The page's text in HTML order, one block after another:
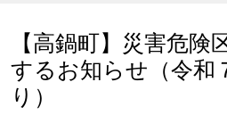
【高鍋町】災害危険
するお知らせ（令和
り）